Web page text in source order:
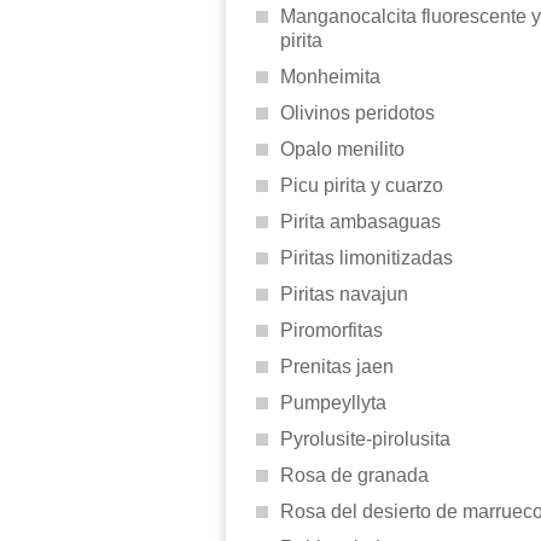
Manganocalcita fluorescente y
pirita
Monheimita
Olivinos peridotos
Opalo menilito
Picu pirita y cuarzo
Pirita ambasaguas
Piritas limonitizadas
Piritas navajun
Piromorfitas
Prenitas jaen
Pumpeyllyta
Pyrolusite-pirolusita
Rosa de granada
Rosa del desierto de